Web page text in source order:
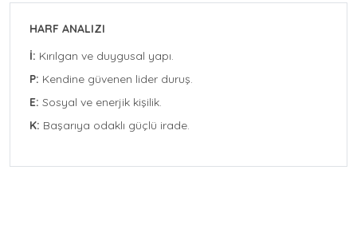
HARF ANALIZI
İ: Kırılgan ve duygusal yapı.
P: Kendine güvenen lider duruş.
E: Sosyal ve enerjik kişilik.
K: Başarıya odaklı güçlü irade.